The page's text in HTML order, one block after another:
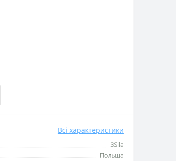
Всі характеристики
3Sila
Польща